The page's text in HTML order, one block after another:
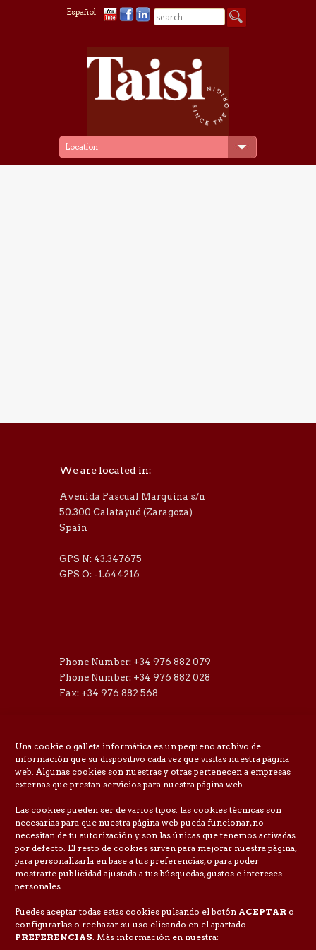
Una cookie o galleta informática es un pequeño archivo de
información que su dispositivo cada vez que visitas nuestra página
web. Algunas cookies son nuestras y otras pertenecen a empresas
externas que prestan servicios para nuestra página web.
Las cookies pueden ser de varios tipos: las cookies técnicas son
necesarias para que nuestra página web pueda funcionar, no
necesitan de tu autorización y son las únicas que tenemos activadas
por defecto. El resto de cookies sirven para mejorar nuestra página,
para personalizarla en base a tus preferencias, o para poder
mostrarte publicidad ajustada a tus búsquedas, gustos e intereses
personales.
Puedes aceptar todas estas cookies pulsando el botón ACEPTAR o
configurarlas o rechazar su uso clicando en el apartado
PREFERENCIAS. Más información en nuestra:
Español
We are located in:
Avenida Pascual Marquina s/n
50.300 Calatayud (Zaragoza)
Spain
GPS N: 43.347675
GPS O: -1.644216
Phone Number: +34 976 882 079
Phone Number: +34 976 882 028
Fax: +34 976 882 568